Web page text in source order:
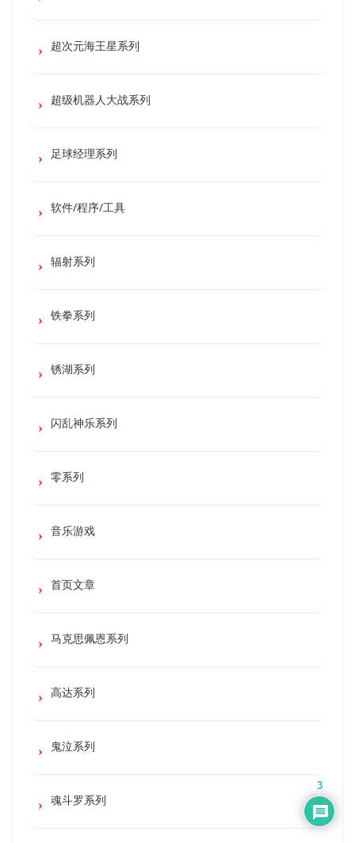
超次元海王星系列
超级机器人大战系列
足球经理系列
软件/程序/工具
辐射系列
铁拳系列
锈湖系列
闪乱神乐系列
零系列
音乐游戏
首页文章
马克思佩恩系列
高达系列
鬼泣系列
魂斗罗系列
3